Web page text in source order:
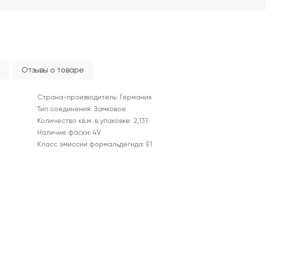
Отзывы о товаре
Страна-производитель: Германия
Тип соединения: Замковое
Количество кв.м. в упаковке: 2,131
Наличие фаски: 4V
Класс эмиссии формальдегида: E1